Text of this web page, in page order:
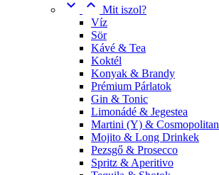
  Mit iszol?
Víz
Sör
Kávé & Tea
Koktél
Konyak & Brandy
Prémium Párlatok
Gin & Tonic
Limonádé & Jegestea
Martini (Y) & Cosmopolitan
Mojito & Long Drinkek
Pezsgő & Prosecco
Spritz & Aperitivo